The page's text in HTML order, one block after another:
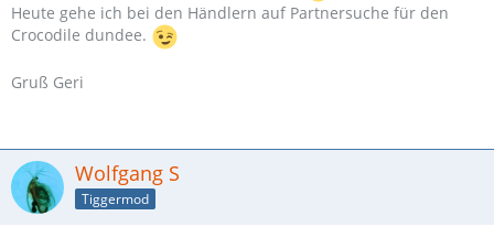
Heute gehe ich bei den Händlern auf Partnersuche für den
Crocodile dundee.
Gruß Geri
Wolfgang S
Tiggermod